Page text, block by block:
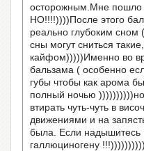
осторожным.Мне пошло ,
НО!!!!))))После этого
реально глубоким сном
сны могут сниться
кайфом)))))Именно во
бальзама ( особенно
губы чтобы как арома
полный ночью
втирать чуть-чуть в
движениями и на
была. Если надышитесь
галлюциногену